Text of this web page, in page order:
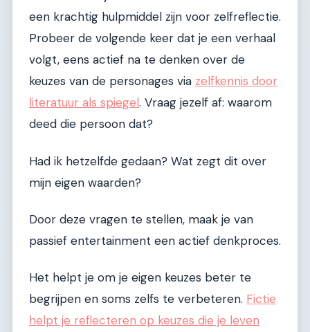
een krachtig hulpmiddel zijn voor zelfreflectie.
Probeer de volgende keer dat je een verhaal
volgt, eens actief na te denken over de
keuzes van de personages via zelfkennis door
literatuur als spiegel. Vraag jezelf af: waarom
deed die persoon dat?
Had ik hetzelfde gedaan? Wat zegt dit over
mijn eigen waarden?
Door deze vragen te stellen, maak je van
passief entertainment een actief denkproces.
Het helpt je om je eigen keuzes beter te
begrijpen en soms zelfs te verbeteren. Fictie
helpt je reflecteren op keuzes die je leven